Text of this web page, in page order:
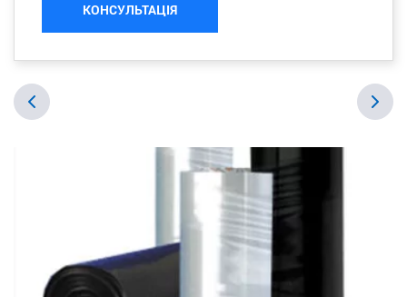
КОНСУЛЬТАЦІЯ